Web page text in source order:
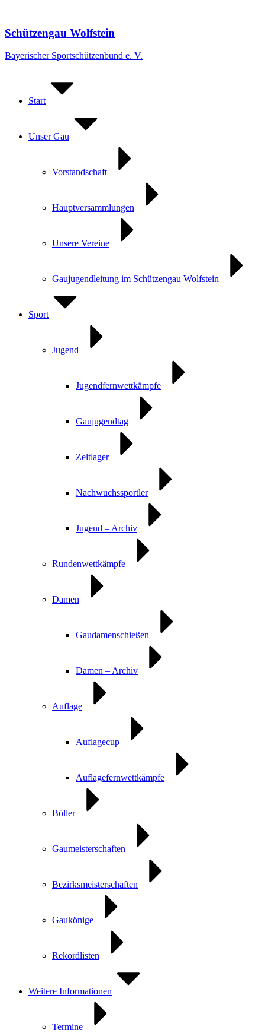
springen
Schützengau Wolfstein
Bayerischer Sportschützenbund e. V.
Start
Unser Gau
Vorstandschaft
Hauptversammlungen
Unsere Vereine
Gaujugendleitung im Schützengau Wolfstein
Sport
Jugend
Jugendfernwettkämpfe
Gaujugendtag
Zeltlager
Nachwuchssportler
Jugend – Archiv
Rundenwettkämpfe
Damen
Gaudamenschießen
Damen – Archiv
Auflage
Auflagecup
Auflagefernwettkämpfe
Böller
Gaumeisterschaften
Bezirksmeisterschaften
Gaukönige
Rekordlisten
Weitere Informationen
Termine